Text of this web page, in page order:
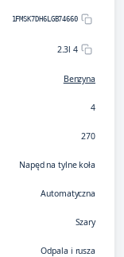
1FMSK7DH6LGB74660
2.3l 4
Benzyna
4
270
Napęd na tylne koła
Automatyczna
Szary
Odpala i rusza